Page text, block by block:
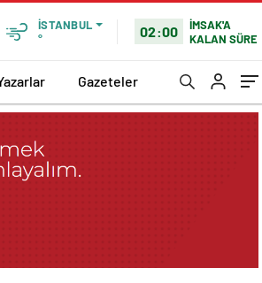
İSTANBUL
°
02:00
İMSAK'A
KALAN SÜRE
Gazeteler